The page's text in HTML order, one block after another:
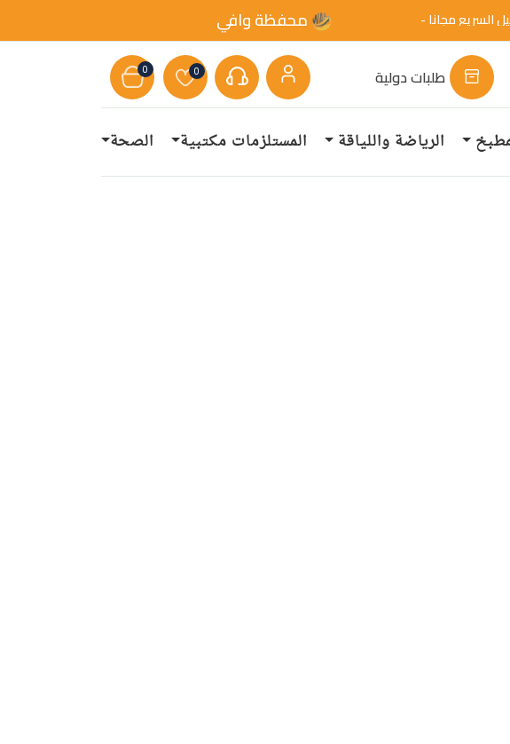
السريع مجانا -
السريع مجانا - محفظة وافي
طلبات دولية 0
0
الرياضة واللياقة المستلزمات مكتبية الصحة